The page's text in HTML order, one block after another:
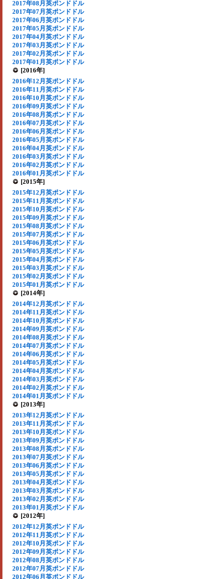
2017年08月英ポンドドル
2017年07月英ポンドドル
2017年06月英ポンドドル
2017年05月英ポンドドル
2017年04月英ポンドドル
2017年03月英ポンドドル
2017年02月英ポンドドル
2017年01月英ポンドドル
[2016年]
2016年12月英ポンドドル
2016年11月英ポンドドル
2016年10月英ポンドドル
2016年09月英ポンドドル
2016年08月英ポンドドル
2016年07月英ポンドドル
2016年06月英ポンドドル
2016年05月英ポンドドル
2016年04月英ポンドドル
2016年03月英ポンドドル
2016年02月英ポンドドル
2016年01月英ポンドドル
[2015年]
2015年12月英ポンドドル
2015年11月英ポンドドル
2015年10月英ポンドドル
2015年09月英ポンドドル
2015年08月英ポンドドル
2015年07月英ポンドドル
2015年06月英ポンドドル
2015年05月英ポンドドル
2015年04月英ポンドドル
2015年03月英ポンドドル
2015年02月英ポンドドル
2015年01月英ポンドドル
[2014年]
2014年12月英ポンドドル
2014年11月英ポンドドル
2014年10月英ポンドドル
2014年09月英ポンドドル
2014年08月英ポンドドル
2014年07月英ポンドドル
2014年06月英ポンドドル
2014年05月英ポンドドル
2014年04月英ポンドドル
2014年03月英ポンドドル
2014年02月英ポンドドル
2014年01月英ポンドドル
[2013年]
2013年12月英ポンドドル
2013年11月英ポンドドル
2013年10月英ポンドドル
2013年09月英ポンドドル
2013年08月英ポンドドル
2013年07月英ポンドドル
2013年06月英ポンドドル
2013年05月英ポンドドル
2013年04月英ポンドドル
2013年03月英ポンドドル
2013年02月英ポンドドル
2013年01月英ポンドドル
[2012年]
2012年12月英ポンドドル
2012年11月英ポンドドル
2012年10月英ポンドドル
2012年09月英ポンドドル
2012年08月英ポンドドル
2012年07月英ポンドドル
2012年06月英ポンドドル